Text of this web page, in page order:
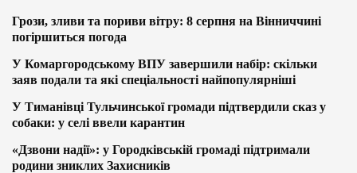
Грози, зливи та пориви вітру: 8 серпня на Вінниччині
погіршиться погода
У Комаргородському ВПУ завершили набір: скільки
заяв подали та які спеціальності найпопулярніші
У Тиманівці Тульчинської громади підтвердили сказ у
собаки: у селі ввели карантин
«Дзвони надії»: у Городківській громаді підтримали
родини зниклих Захисників